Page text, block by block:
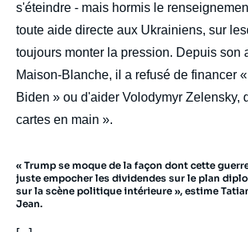
s'éteindre - mais hormis le
toute aide directe aux Ukrainiens, sur
toujours monter la pression. Depuis son
Maison-Blanche, il a refusé de financer
Biden » ou d'aider Volodymyr Zelensky,
cartes en main ».
« Trump se moque de la façon dont cette
juste empocher les dividendes sur le plan
sur la scène politique intérieure », estime
Jean.